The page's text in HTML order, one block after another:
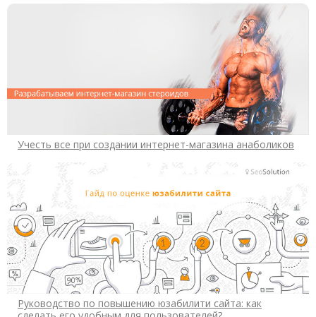
Учесть все при создании интернет-магазина анаболиков
Руководство по повышению юзабилити сайта: как